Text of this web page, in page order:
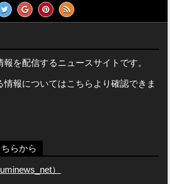
を配信するニュースサイトです。
情報についてはこちらより確認できま
らから
）